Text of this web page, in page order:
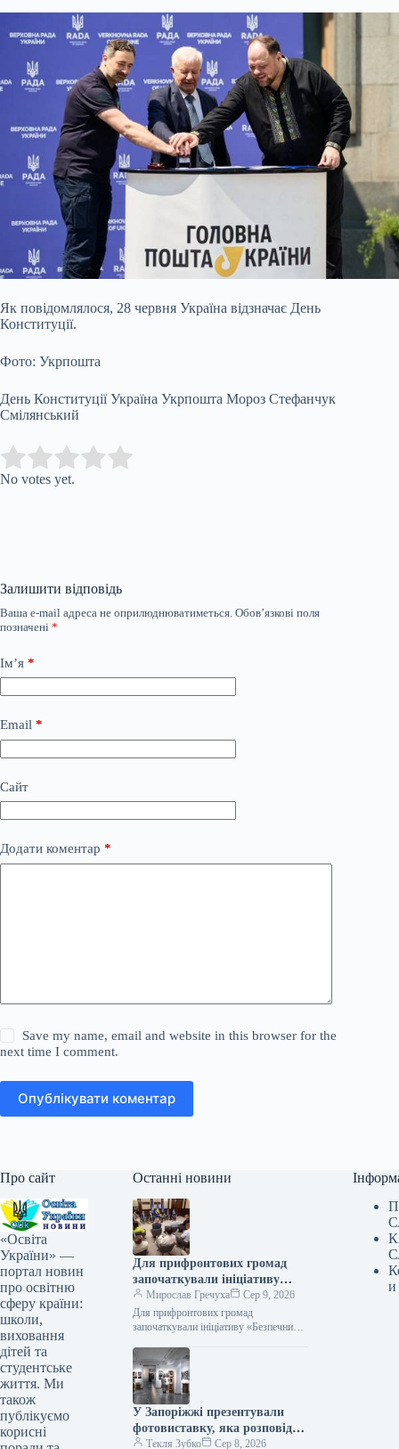
Як повідомлялося, 28 червня Україна відзначає День
Конституції.
Фото: Укрпошта
День Конституції Україна Укрпошта Мороз Стефанчук
Смілянський
Rate this item:
No votes yet.
Залишити відповідь
Ваша e-mail адреса не оприлюднюватиметься. Обов’язкові поля
позначені *
Ім’я *
Email *
Сайт
Додати коментар *
Save my name, email and website in this browser for the
next time I comment.
Опублікувати коментар
Про сайт
«Освіта
України» —
портал новин
про освітню
сферу країни:
школи,
виховання
дітей та
студентське
життя. Ми
також
публікуємо
корисні
Останні новини
Для прифронтових громад
започаткували ініціативу
«Безпечний маршрут
школяра»
Мирослав Гречуха
Сер 9, 2026
Для прифронтових громад
започаткували ініціативу «Безпечний
01:52 Укрінформ У прифронтових
регіонах України створюватимуть
безпечні маршрути для…
У Запоріжжі презентували
фотовиставку, яка розповідає
про білоруський батальйон,
Текля Зубко Сер 8, 2026
и